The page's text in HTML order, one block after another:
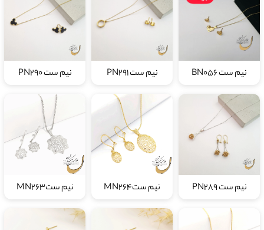
نیم ست BN056 نیم ست PN291 نیم ست PN290
نیم ست PN289 نیم ستMN264 نیم ستMN263